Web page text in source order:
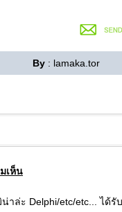
By : lamaka.tor
เห็น
าล่ะ Delphi/etc/etc... ได้